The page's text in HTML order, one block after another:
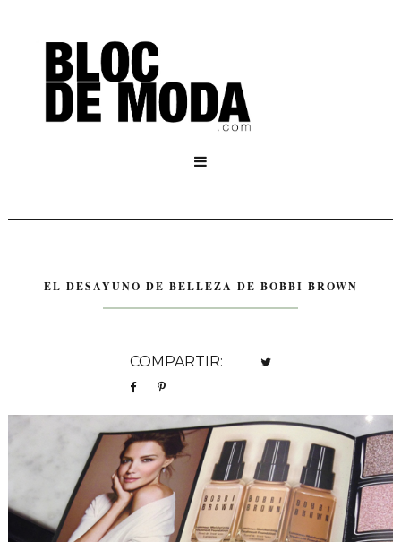

EL DESAYUNO DE BELLEZA DE BOBBI BROWN
COMPARTIR: